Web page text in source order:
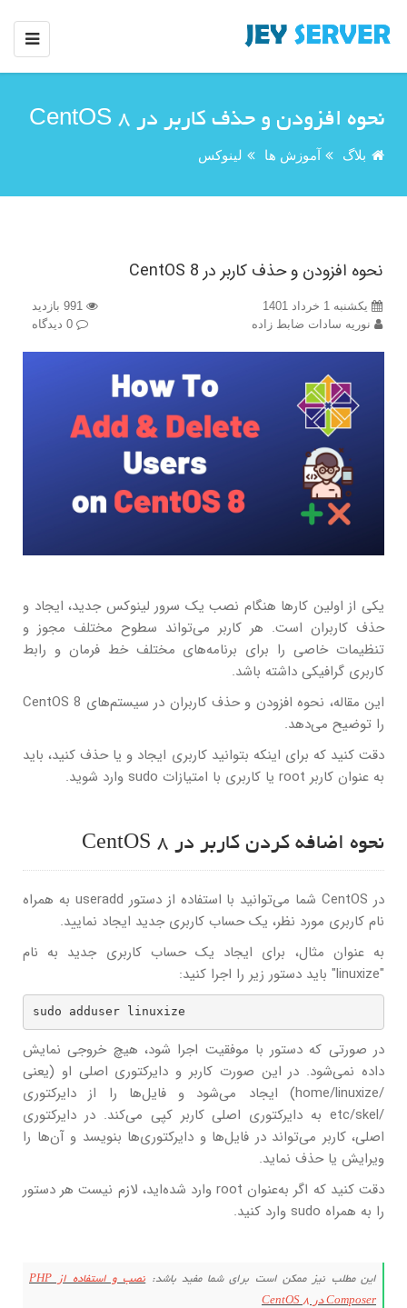
نحوه افزودن و حذف کاربر در CentOS 8
بلاگ آموزش ها لینوکس
نحوه افزودن و حذف کاربر در CentOS 8
یکشنبه 1 خرداد 1401
نوریه سادات ضابط زاده
یکی از اولین کارها هنگام نصب یک سرور لینوکس جدید، ایجاد و
حذف کاربران است. هر کاربر می‌تواند سطوح مختلف مجوز و
تنظیمات خاصی را برای برنامه‌های مختلف خط فرمان و رابط
کاربری گرافیکی داشته باشد.
این مقاله، نحوه افزودن و حذف کاربران در سیستم‌های CentOS 8
را توضیح می‌دهد.
دقت کنید که برای اینکه بتوانید کاربری ایجاد و یا حذف کنید، باید
به عنوان کاربر root یا کاربری با امتیازات sudo وارد شوید.
نحوه اضافه کردن کاربر در CentOS 8
در CentOS شما می‌توانید با استفاده از دستور useradd به همراه
نام کاربری مورد نظر، یک حساب کاربری جدید ایجاد نمایید.
به عنوان مثال، برای ایجاد یک حساب کاربری جدید به نام
"linuxize" باید دستور زیر را اجرا کنید:
sudo adduser linuxize
در صورتی که دستور با موفقیت اجرا شود، هیچ خروجی نمایش
داده نمی‌شود. در این صورت کاربر و دایرکتوری اصلی او (یعنی
/home/linuxize) ایجاد می‌شود و فایل‌ها را از دایرکتوری
/etc/skel به دایرکتوری اصلی کاربر کپی می‌کند. در دایرکتوری
اصلی، کاربر می‌تواند در فایل‌ها و دایرکتوری‌ها بنویسد و آن‌ها را
ویرایش یا حذف نماید.
دقت کنید که اگر به‌عنوان root وارد شده‌اید، لازم نیست هر دستور
را به همراه sudo وارد کنید.
این مطلب نیز ممکن است برای شما مفید باشد:
نصب و استفاده از PHP
Composer در CentOS 8